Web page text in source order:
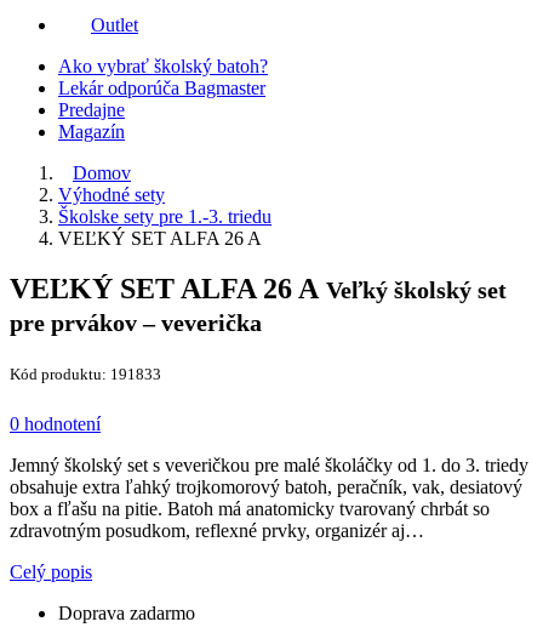
Outlet
Ako vybrať školský batoh?
Lekár odporúča Bagmaster
Predajne
Magazín
Domov
Výhodné sety
Školske sety pre 1.-3. triedu
VEĽKÝ SET ALFA 26 A
VEĽKÝ SET ALFA 26 A Veľký školský set
pre prvákov – veverička
Kód produktu: 191833
0 hodnotení
Jemný školský set s veveričkou pre malé školáčky od 1. do 3. triedy
obsahuje extra ľahký trojkomorový batoh, peračník, vak, desiatový
box a fľašu na pitie. Batoh má anatomicky tvarovaný chrbát so
zdravotným posudkom, reflexné prvky, organizér aj…
Celý popis
Doprava zadarmo